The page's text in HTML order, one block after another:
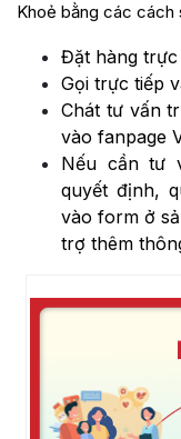
Khoẻ bằng các cách
Đặt hàng trực
Gọi trực tiếp
Chát tư vấn
vào fanpage
Nếu cần tư
quyết định,
vào form ở
trợ thêm